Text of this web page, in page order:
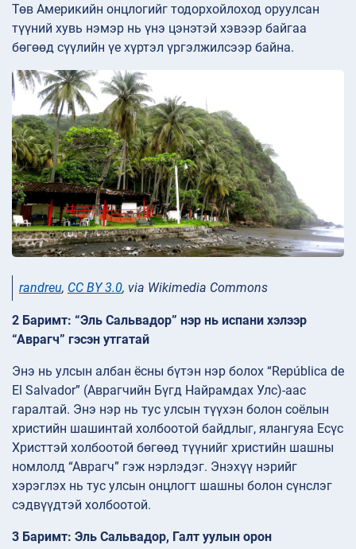
Төв Америкийн онцлогийг тодорхойлоход оруулсан
түүний хувь нэмэр нь үнэ цэнэтэй хэвээр байгаа
бөгөөд сүүлийн үе хүртэл үргэлжилсээр байна.
randreu, CC BY 3.0, via Wikimedia Commons
2 Баримт: “Эль Сальвадор” нэр нь испани хэлээр
“Аврагч” гэсэн утгатай
Энэ нь улсын албан ёсны бүтэн нэр болох “República de
El Salvador” (Аврагчийн Бүгд Найрамдах Улс)-аас
гаралтай. Энэ нэр нь тус улсын түүхэн болон соёлын
христийн шашинтай холбоотой байдлыг, ялангуяа Есүс
Христтэй холбоотой бөгөөд түүнийг христийн шашны
номлолд “Аврагч” гэж нэрлэдэг. Энэхүү нэрийг
хэрэглэх нь тус улсын онцлогт шашны болон сүнслэг
сэдвүүдтэй холбоотой.
3 Баримт: Эль Сальвадор, Галт уулын орон